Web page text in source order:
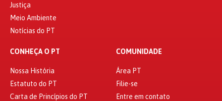
Justiça
Meio Ambiente
Notícias do PT
CONHEÇA O PT
Nossa História
Estatuto do PT
Carta de Princípios do PT
COMUNIDADE
Área PT
Filie-se
Entre em contato